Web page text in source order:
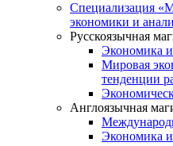
Специализация
экономики и
Русскоязычная
Экономика
Мировая
тенденции
Англоязычная
Экономика